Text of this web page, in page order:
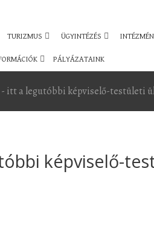
TURIZMUS ÜGYINTÉZÉS
PÁLYÁZATAINK
- itt a legutóbbi képviselő-testületi
képviselő-